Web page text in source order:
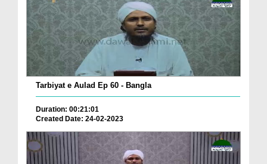
Tarbiyat e Aulad Ep 60 - Bangla
Duration: 00:21:01
Created Date: 24-02-2023